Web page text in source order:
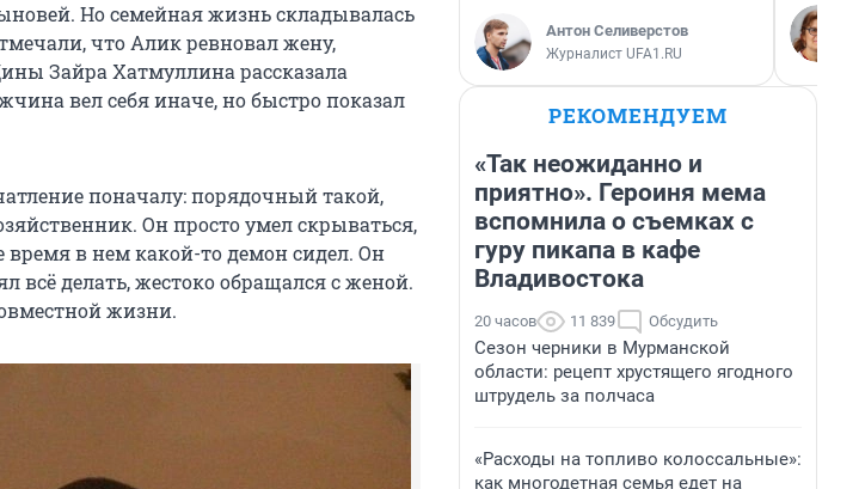
Но семейная жизнь складывалась
что Алик ревновал жену,
Зайра Хатмуллина рассказала
вел себя иначе, но быстро показал
поначалу: порядочный такой,
Он просто умел скрываться,
в нем какой-то демон сидел. Он
всё делать, жестоко обращался с женой.
жизни.
Антон Селиверстов
Журналист UFA1.RU
РЕКОМЕНДУЕМ
«Так неожиданно и
приятно». Героиня мема
вспомнила о съемках с
гуру пикапа в кафе
Владивостока
20 часов 11 839 Обсудить
Сезон черники в Мурманской
области: рецепт хрустящего ягодного
штрудель за полчаса
«Расходы на топливо колоссальные»:
как многодетная семья едет на